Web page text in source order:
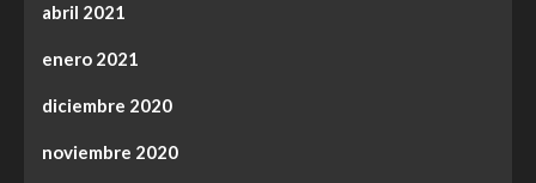
abril 2021
enero 2021
diciembre 2020
noviembre 2020